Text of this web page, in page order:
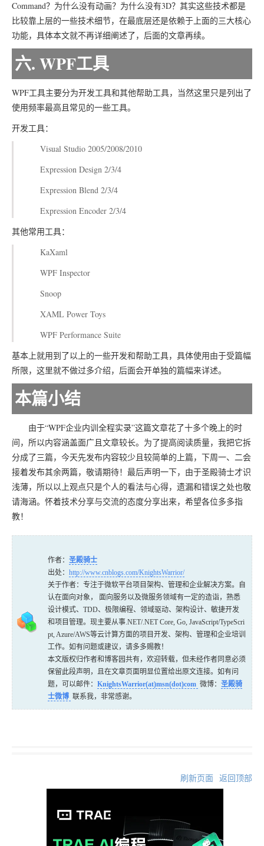
Command？为什么没有动画？为什么没有3D？其实这些技术都是
比较靠上层的一些技术细节，在最底层还是依赖于上面的三大核心
功能，具体本文就不再详细阐述了，后面的文章再续。
六. WPF工具
WPF工具主要分为开发工具和其他帮助工具，当然这里只是列出了
使用频率最高且常见的一些工具。
开发工具：
Visual Studio 2005/2008/2010
Expression Design 2/3/4
Expression Blend 2/3/4
Expression Encoder 2/3/4
其他常用工具：
KaXaml
WPF Inspector
Snoop
XAML Power Toys
WPF Performance Suite
基本上就用到了以上的一些开发和帮助工具，具体使用由于受篇幅
所限，这里就不做过多介绍，后面会开单独的篇幅来详述。
本篇小结
由于“WPF企业内训全程实录”这篇文章花了十多个晚上的时
间，所以内容涵盖面广且文章较长。为了提高阅读质量，我把它拆
分成了三篇，今天先发布内容较少且较简单的上篇，下周一、二会
接着发布其余两篇，敬请期待！最后声明一下，由于圣殿骑士才识
浅薄，所以以上观点只是个人的看法与心得，遗漏和错误之处也敬
请海涵。怀着技术分享与交流的态度分享出来，希望各位多多指
教！
作者： 圣殿骑士
出处： http://www.cnblogs.com/KnightsWarrior/
关于作者：专注于微软平台项目架构、管理和企业解决方案。自
认在面向对象， 面向服务以及微服务领域有一定的造诣，熟悉
设计模式、TDD、极限编程、领域驱动、架构设计、敏捷开发
和项目管理。现主要从事.NET/.NET Core, Go, JavaScript/TypeScri
pt, Azure/AWS等云计算方面的项目开发、架构、管理和企业培训
工作。如有问题或建议，请多多赐教！
本文版权归作者和博客园共有，欢迎转载，但未经作者同意必须
保留此段声明，且在文章页面明显位置给出原文连接。如有问
题，可以邮件： KnightsWarrior(at)msn(dot)com 微博： 圣殿骑
士微博 联系我，非常感谢。
刷新页面 返回顶部